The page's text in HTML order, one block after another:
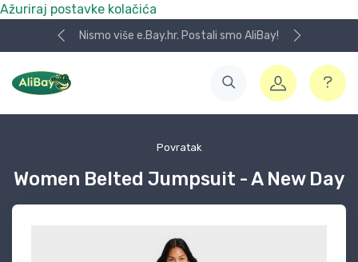
Ažuriraj postavke kolačića
Nismo više e.Bay.hr. Postali smo AliBay!
Povratak
Women Belted Jumpsuit - A New Day